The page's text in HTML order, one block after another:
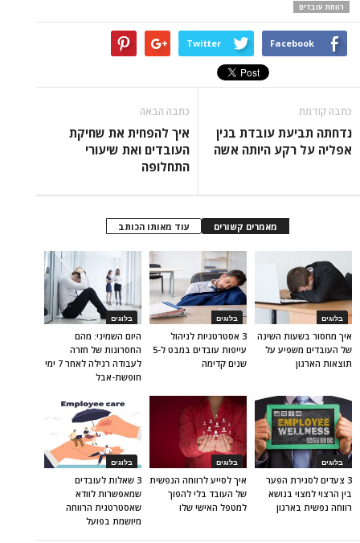
רווחת עובדים
Facebook
Twitter
כתבה קודמת
נדחתה תביעת עובדת בגין
אפליה על רקע היותה אשה
כתבה הבאה
איך להפחית את שחיקת
העובדים ואת שיעורי
התחלופה
מאמרים קשורים עוד מאותו הכותב
בלוגים
היום השמיני: מהם
החסרונות של חזרה
לעבודה רגילה לאחר 7 ימי
חופשת-אבל
בלוגים
3 אסטרטגיות לניהול
עייפות עובדים במבט ל-5
שנים קדימה
בלוגים
איך מחסור בשעות השינה
של העובדים משפיע על
תוצאות הארגון
בלוגים
3 שאלות לעובדים
שמאפשרות לוודא
שאסטרטגית הרווחה
מיושמת בפועל
בלוגים
איך לסייע לרווחה הנפשית
של העובד בלי להפוך
למטפל האישי שלו
בלוגים
3 צעדים לסגירת הפער
בין הרצוי למצוי בנושא
רווחה נפשית בארגון